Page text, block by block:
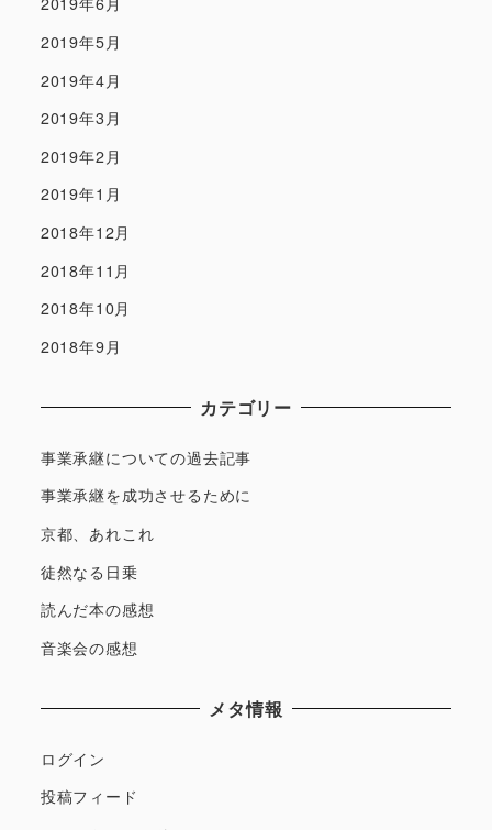
2019年5月
2019年4月
2019年3月
2019年2月
2019年1月
2018年12月
2018年11月
2018年10月
2018年9月
カテゴリー
事業承継についての過去記事
事業承継を成功させるために
京都、あれこれ
徒然なる日乗
読んだ本の感想
音楽会の感想
メタ情報
ログイン
投稿フィード